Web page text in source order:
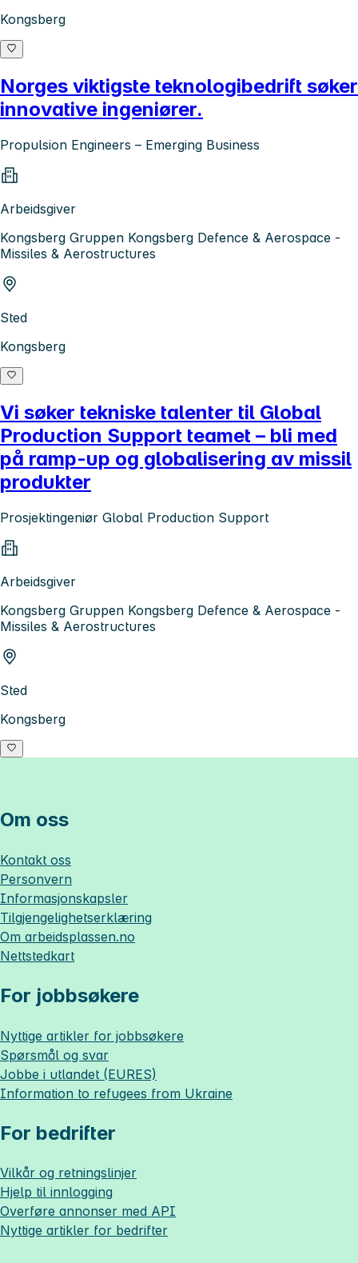
Kongsberg
Norges viktigste teknologibedrift søker
innovative ingeniører.
Propulsion Engineers – Emerging Business
Arbeidsgiver
Kongsberg Gruppen Kongsberg Defence & Aerospace -
Missiles & Aerostructures
Sted
Kongsberg
Vi søker tekniske talenter til Global
Production Support teamet – bli med
på ramp-up og globalisering av missil
produkter
Prosjektingeniør Global Production Support
Arbeidsgiver
Kongsberg Gruppen Kongsberg Defence & Aerospace -
Missiles & Aerostructures
Sted
Kongsberg
Om oss
Kontakt oss
Personvern
Informasjonskapsler
Tilgjengelighetserklæring
Om arbeidsplassen.no
Nettstedkart
For jobbsøkere
Nyttige artikler for jobbsøkere
Spørsmål og svar
Jobbe i utlandet (EURES)
Information to refugees from Ukraine
For bedrifter
Vilkår og retningslinjer
Hjelp til innlogging
Overføre annonser med API
Nyttige artikler for bedrifter